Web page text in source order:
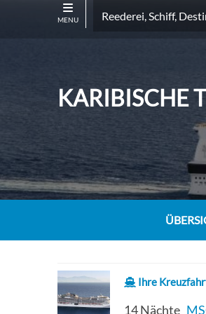
MENU
KARIBISCHE
Ihre
14 Nächte